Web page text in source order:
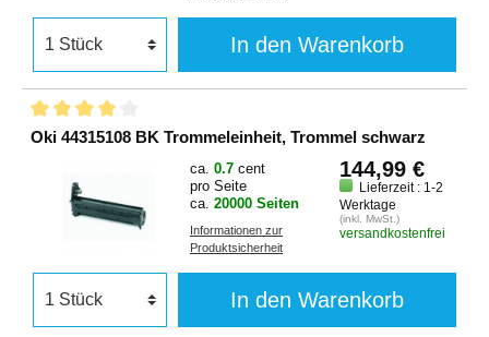
In den Warenkorb
Oki 44315108 BK Trommeleinheit, Trommel schwarz
ca. 0.7 cent
pro Seite
ca. 20000 Seiten
Informationen zur
Produktsicherheit
144,99 €
Lieferzeit : 1-2
Werktage
(inkl. MwSt.)
versandkostenfrei
In den Warenkorb